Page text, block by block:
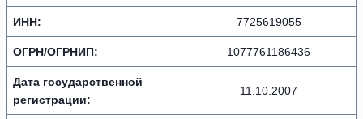
ИНН: 7725619055
ОГРН/ОГРНИП: 1077761186436
Дата государственной
регистрации:
11.10.2007